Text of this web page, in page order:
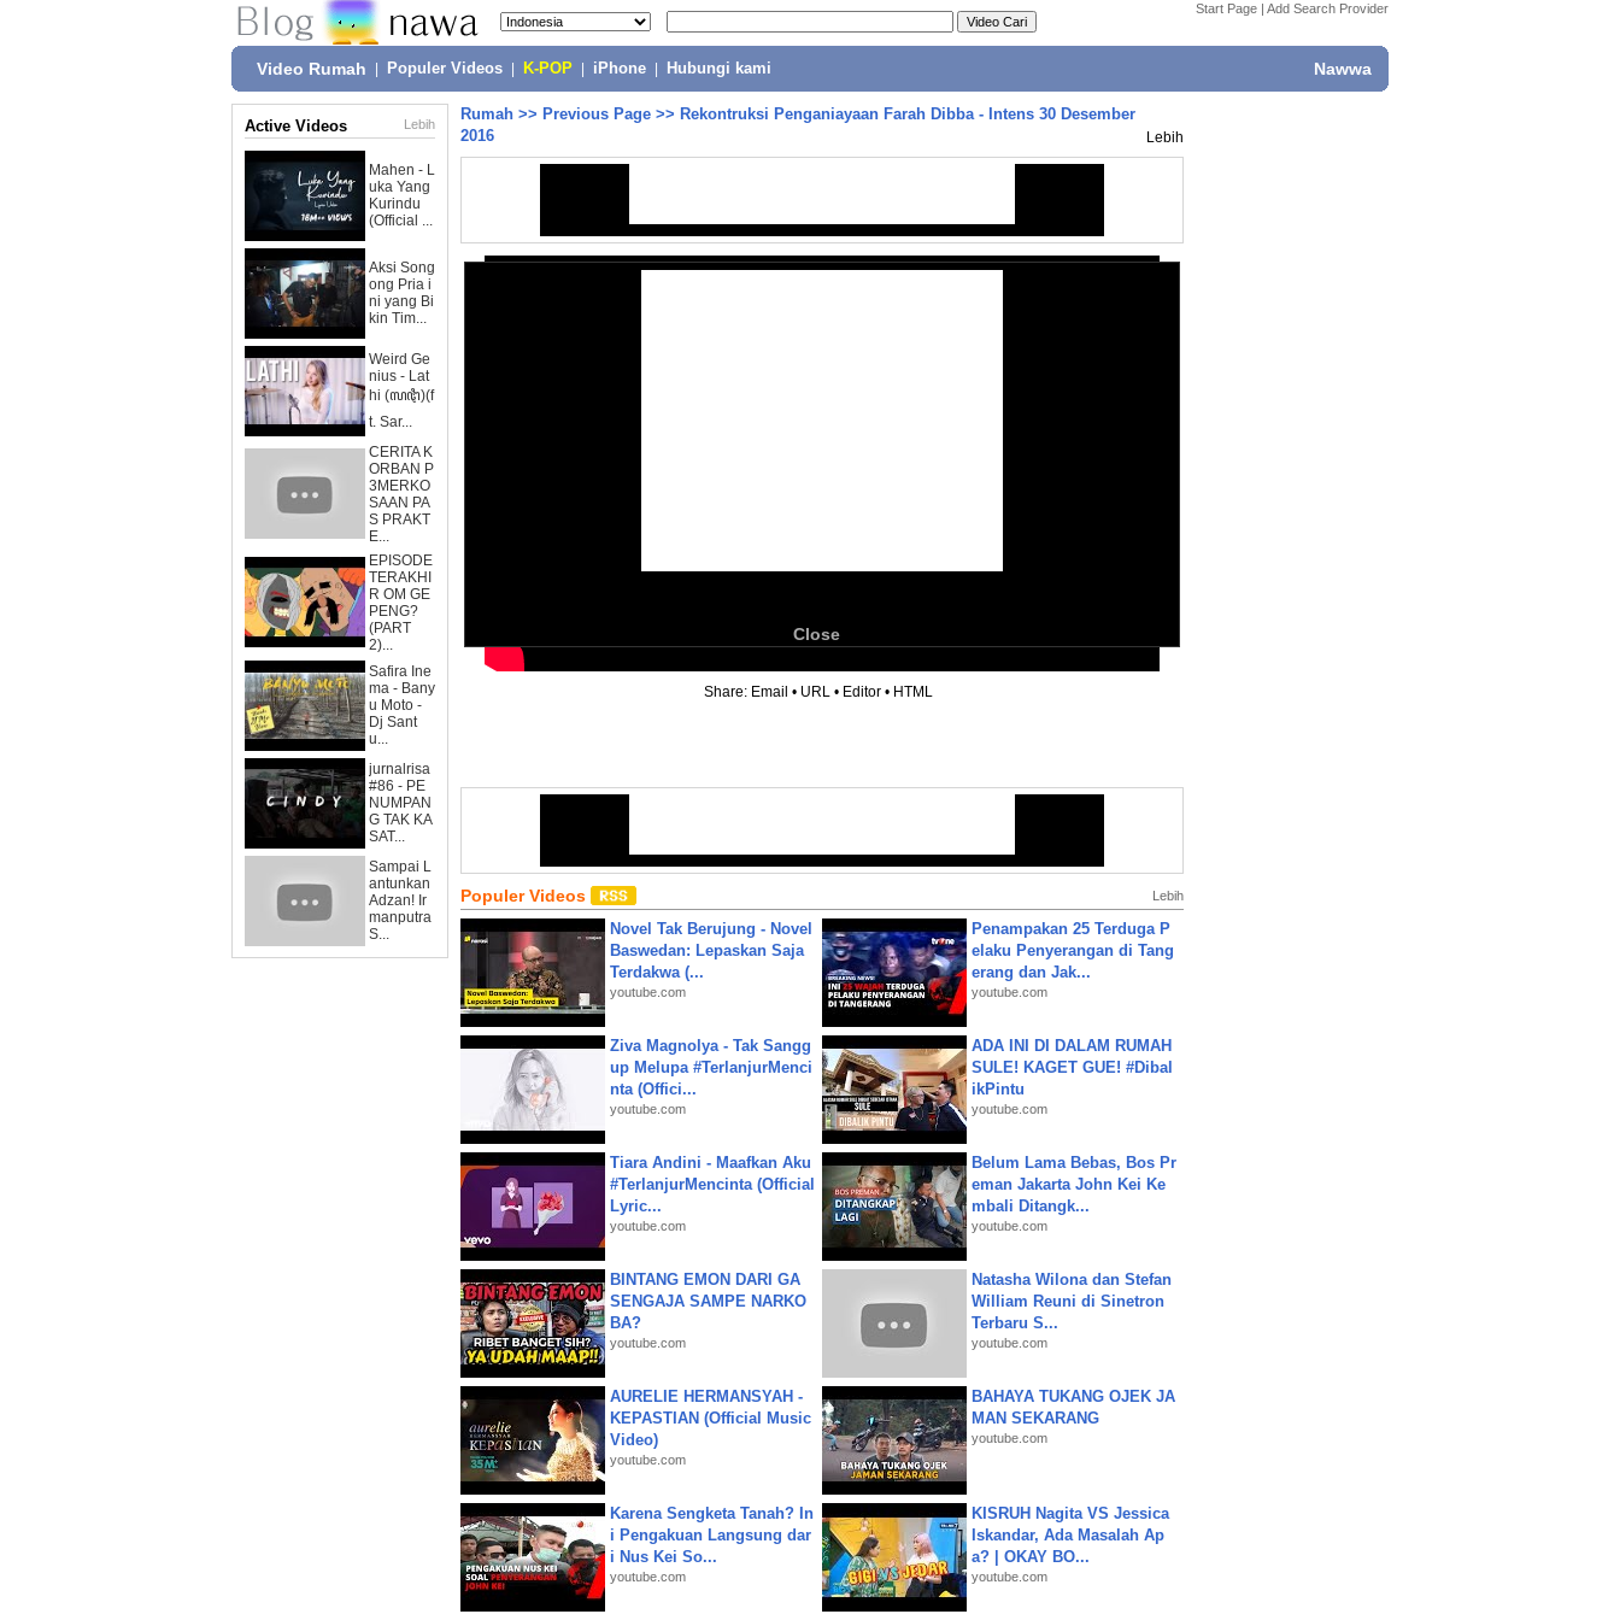
Start Page | Add Search Provider
Video Rumah Populer Videos K-POP iPhone Hubungi kami Nawwa
Active Videos Lebih
Mahen - L
uka Yang
Kurindu
(Official ...
Aksi Song
ong Pria i
ni yang Bi
kin Tim...
Weird Ge
nius - Lat
hi (ꦭꦛꦶ)(f
t. Sar...
CERITA K
ORBAN P
3MERKO
SAAN PA
S PRAKT
E...
EPISODE
TERAKHI
R OM GE
PENG?
(PART
2)...
Safira Ine
ma - Bany
u Moto -
Dj Sant
u...
jurnalrisa
#86 - PE
NUMPAN
G TAK KA
SAT...
Sampai L
antunkan
Adzan! Ir
manputra
S...
Rumah >> Previous Page >> Rekontruksi Penganiayaan Farah Dibba - Intens 30 Desember
2016
Lebih
Close
Share: Email • URL • Editor • HTML
Populer Videos Lebih
Novel Tak Berujung - Novel
Baswedan: Lepaskan Saja
Terdakwa (...
youtube.com
Penampakan 25 Terduga P
elaku Penyerangan di Tang
erang dan Jak...
youtube.com
Ziva Magnolya - Tak Sangg
up Melupa #TerlanjurMenci
nta (Offici...
youtube.com
ADA INI DI DALAM RUMAH
SULE! KAGET GUE! #Dibal
ikPintu
youtube.com
Tiara Andini - Maafkan Aku
#TerlanjurMencinta (Official
Lyric...
youtube.com
Belum Lama Bebas, Bos Pr
eman Jakarta John Kei Ke
mbali Ditangk...
youtube.com
BINTANG EMON DARI GA
SENGAJA SAMPE NARKO
BA?
youtube.com
Natasha Wilona dan Stefan
William Reuni di Sinetron
Terbaru S...
youtube.com
AURELIE HERMANSYAH -
KEPASTIAN (Official Music
Video)
youtube.com
BAHAYA TUKANG OJEK JA
MAN SEKARANG
youtube.com
Karena Sengketa Tanah? In
i Pengakuan Langsung dar
i Nus Kei So...
youtube.com
KISRUH Nagita VS Jessica
Iskandar, Ada Masalah Ap
a? | OKAY BO...
youtube.com